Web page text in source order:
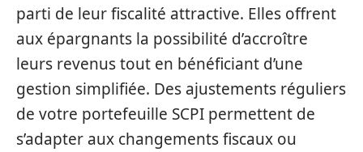
parti de leur fiscalité attractive. Elles offrent
aux épargnants la possibilité d’accroître
leurs revenus tout en bénéficiant d’une
gestion simplifiée. Des ajustements réguliers
de votre portefeuille SCPI permettent de
s’adapter aux changements fiscaux ou